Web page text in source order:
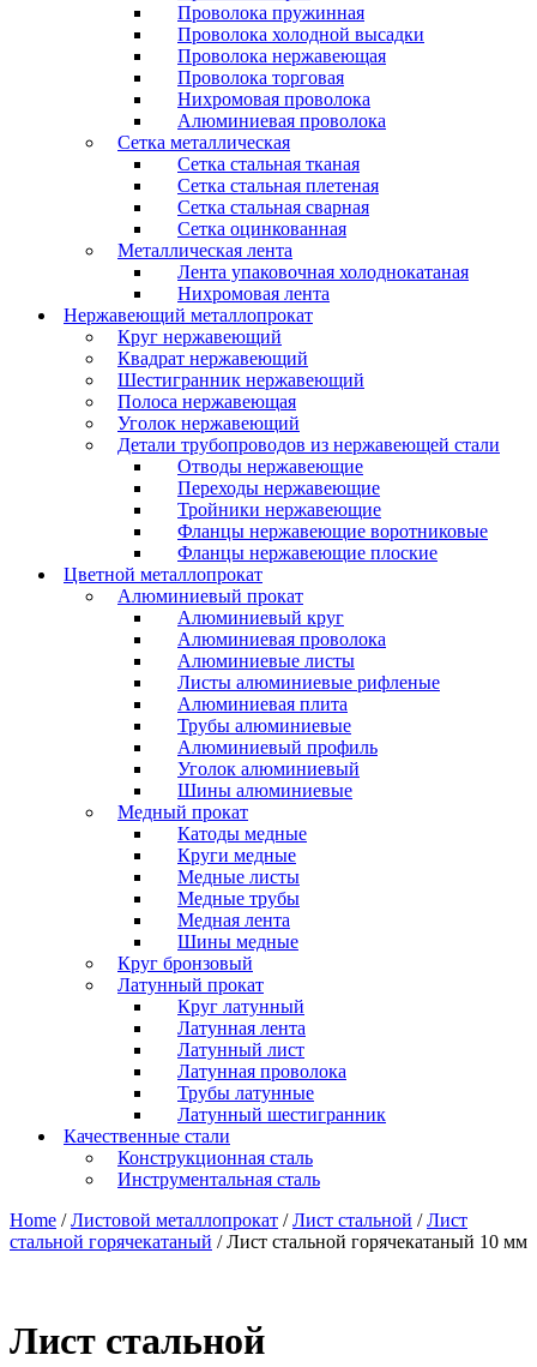
Проволока пружинная
Проволока холодной высадки
Проволока нержавеющая
Проволока торговая
Нихромовая проволока
Алюминиевая проволока
Сетка металлическая
Сетка стальная тканая
Сетка стальная плетеная
Сетка стальная сварная
Сетка оцинкованная
Металлическая лента
Лента упаковочная холоднокатаная
Нихромовая лента
Нержавеющий металлопрокат
Круг нержавеющий
Квадрат нержавеющий
Шестигранник нержавеющий
Полоса нержавеющая
Уголок нержавеющий
Детали трубопроводов из нержавеющей стали
Отводы нержавеющие
Переходы нержавеющие
Тройники нержавеющие
Фланцы нержавеющие воротниковые
Фланцы нержавеющие плоские
Цветной металлопрокат
Алюминиевый прокат
Алюминиевый круг
Алюминиевая проволока
Алюминиевые листы
Листы алюминиевые рифленые
Алюминиевая плита
Трубы алюминиевые
Алюминиевый профиль
Уголок алюминиевый
Шины алюминиевые
Медный прокат
Катоды медные
Круги медные
Медные листы
Медные трубы
Медная лента
Шины медные
Круг бронзовый
Латунный прокат
Круг латунный
Латунная лента
Латунный лист
Латунная проволока
Трубы латунные
Латунный шестигранник
Качественные стали
Конструкционная сталь
Инструментальная сталь
Home /Листовой металлопрокат /Лист стальной /Лист
стальной горячекатаный / Лист стальной горячекатаный 10 мм
Лист стальной